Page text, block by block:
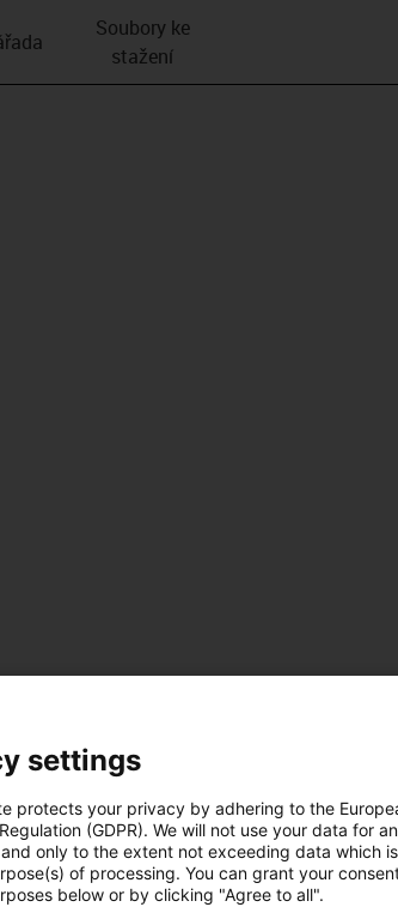
Soubory ke
stažení
settings
protects your privacy by adhering to the
(GDPR). We will not use your data for
only to the extent not exceeding data which
of processing. You can grant your
below or by clicking "Agree to all".